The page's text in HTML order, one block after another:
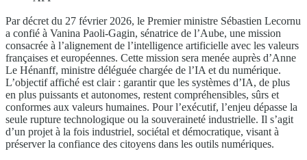
Par décret du 27 février 2026, le Premier ministre Sébastien Lecornu
a confié à Vanina Paoli-Gagin, sénatrice de l’Aube, une mission
consacrée à l’alignement de l’intelligence artificielle avec les valeurs
françaises et européennes. Cette mission sera menée auprès d’Anne
Le Hénanff, ministre déléguée chargée de l’IA et du numérique.
L’objectif affiché est clair : garantir que les systèmes d’IA, de plus
en plus puissants et autonomes, restent compréhensibles, sûrs et
conformes aux valeurs humaines. Pour l’exécutif, l’enjeu dépasse la
seule rupture technologique ou la souveraineté industrielle. Il s’agit
d’un projet à la fois industriel, sociétal et démocratique, visant à
préserver la confiance des citoyens dans les outils numériques.